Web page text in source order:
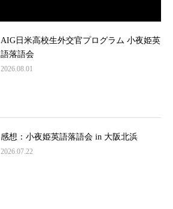
AIG日米高校生外交官プログラム 小夜姫英
語落語会
2026.08.01
感想：小夜姫英語落語会 in 大阪北浜
2026.07.22